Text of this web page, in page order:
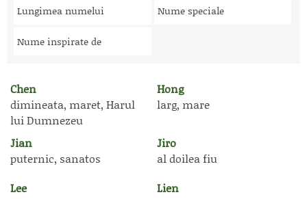
Lungimea numelui Nume speciale
Nume inspirate de
Chen
dimineata, maret, Harul
lui Dumnezeu
Hong
larg, mare
Jian
puternic, sanatos
Jiro
al doilea fiu
Lee
Lien